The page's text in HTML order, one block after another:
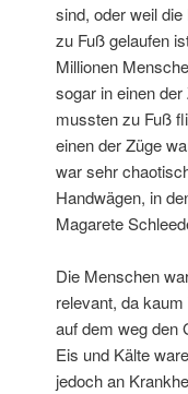
sind, oder weil
zu Fuß gelaufen
Millionen
sogar in einen
mussten zu Fuß
einen der Züge
war sehr
Handwägen, in
Magarete
Die Menschen
relevant, da
auf dem weg den
Eis und Kälte
jedoch an